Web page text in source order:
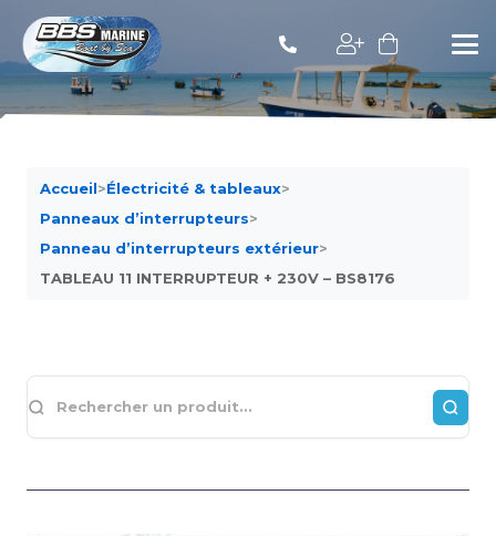
Accueil>Électricité & tableaux>
Panneaux d’interrupteurs>
Panneau d’interrupteurs extérieur>
TABLEAU 11 INTERRUPTEUR + 230V – BS8176